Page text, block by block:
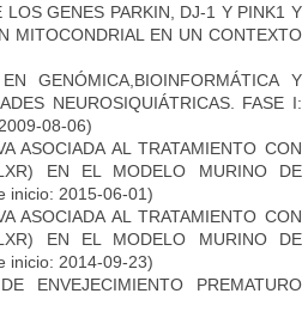
GENES PARKIN, DJ-1 Y PINK1 Y
MITOCONDRIAL EN UN CONTEXTO
GENÓMICA,BIOINFORMÁTICA Y
NEUROSIQUIÁTRICAS. FASE I:
08-06)
ASOCIADA AL TRATAMIENTO CON
EN EL MODELO MURINO DE
inicio: 2015-06-01)
ASOCIADA AL TRATAMIENTO CON
EN EL MODELO MURINO DE
inicio: 2014-09-23)
ENVEJECIMIENTO PREMATURO